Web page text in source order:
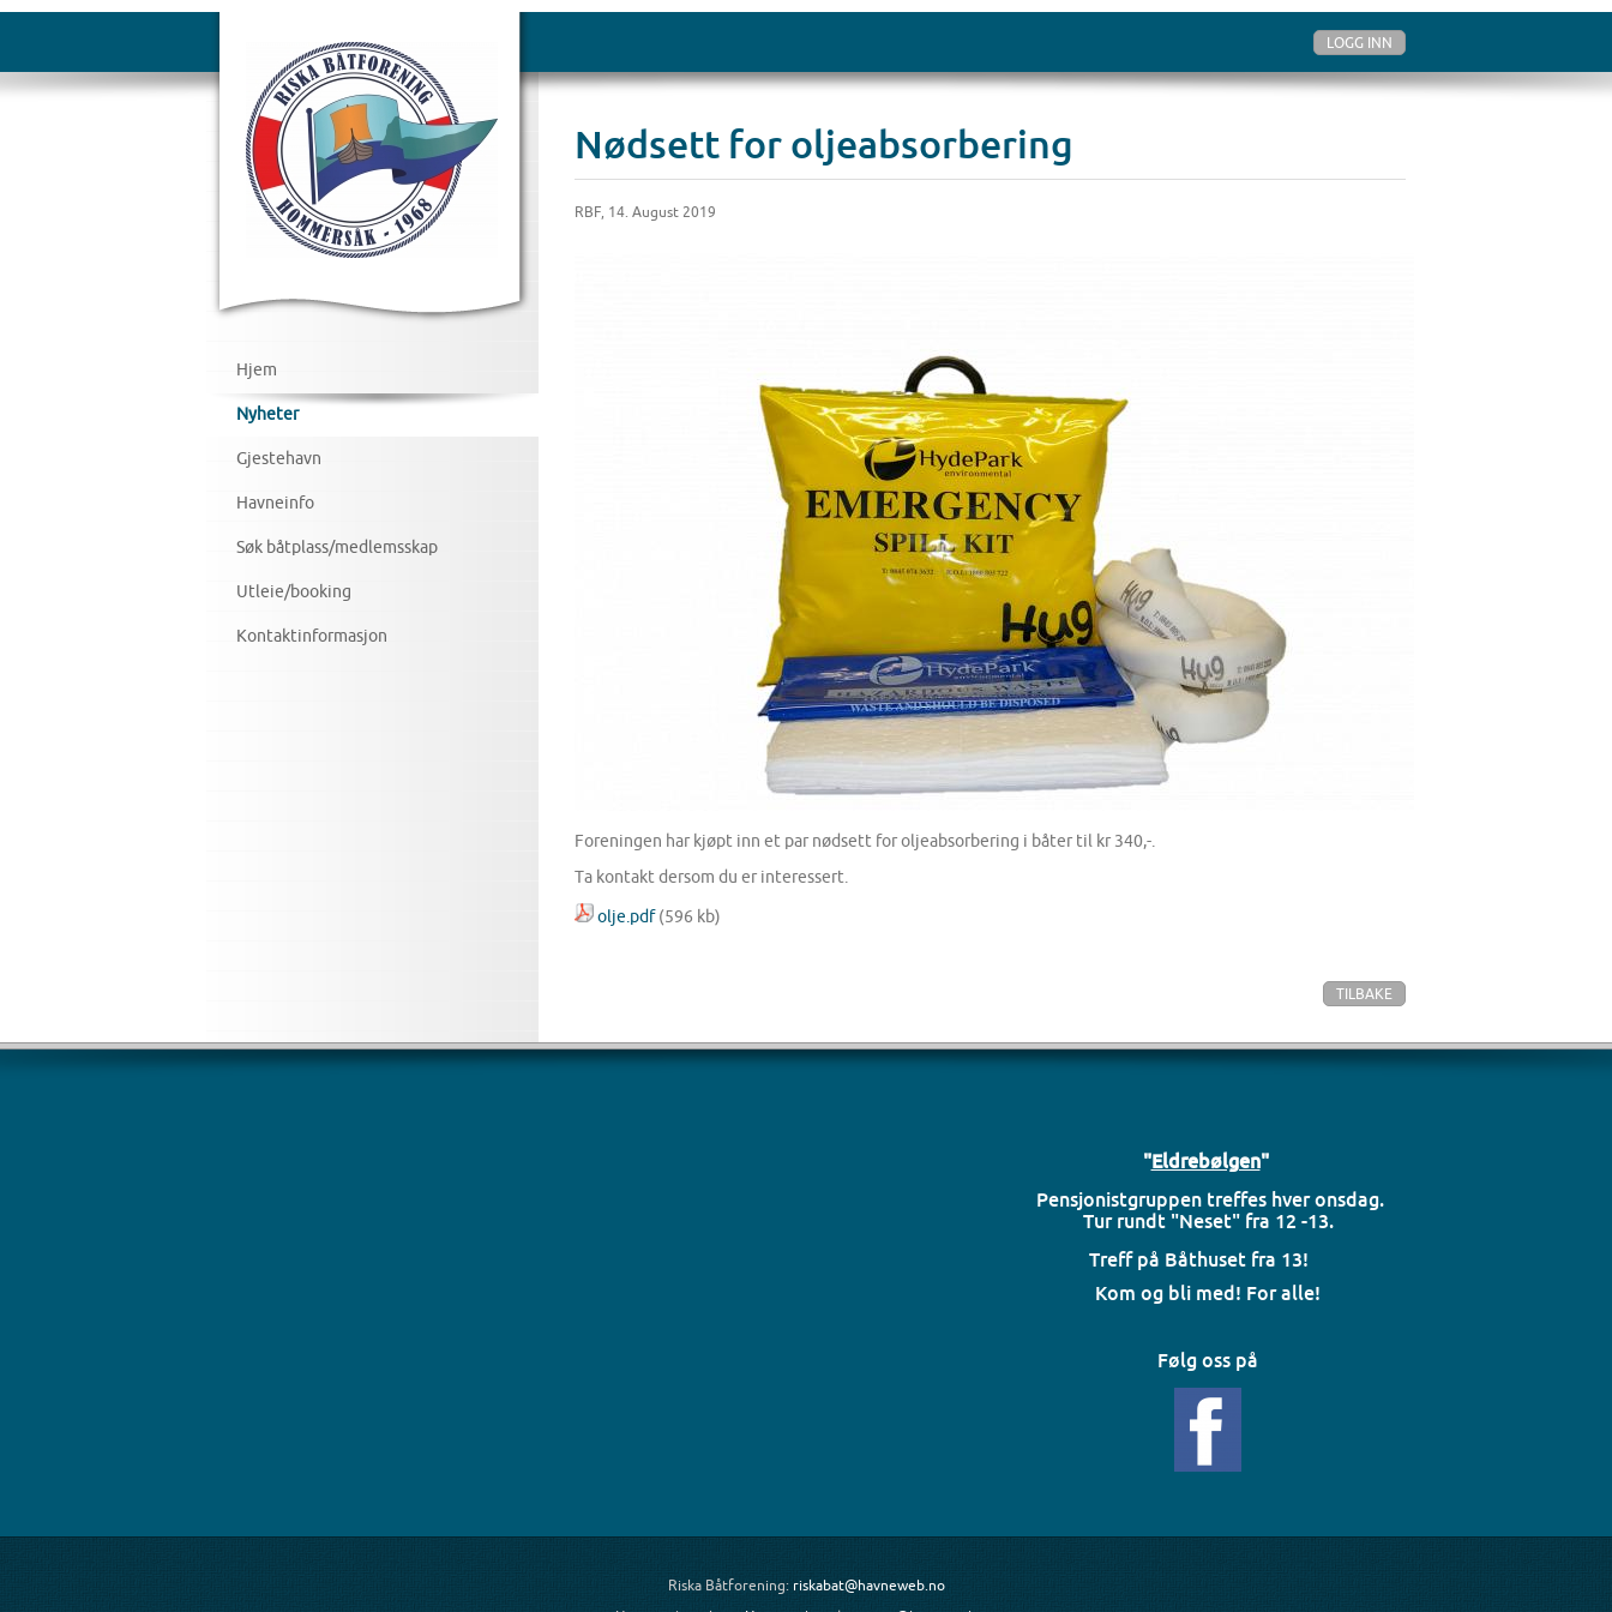
LOGG INN
Hjem
Nyheter
Gjestehavn
Havneinfo
Søk båtplass/medlemsskap
Utleie/booking
Kontaktinformasjon
Nødsett for oljeabsorbering
RBF, 14. August 2019
Foreningen har kjøpt inn et par nødsett for oljeabsorbering i båter til kr 340,-.
Ta kontakt dersom du er interessert.
olje.pdf(596 kb)
TILBAKE
"Eldrebølgen"
Pensjonistgruppen treffes hver onsdag.
Tur rundt "Neset" fra 12 -13.
Treff på Båthuset fra 13!
Kom og bli med! For alle!
Følg oss på
Riska Båtforening: riskabat@havneweb.no